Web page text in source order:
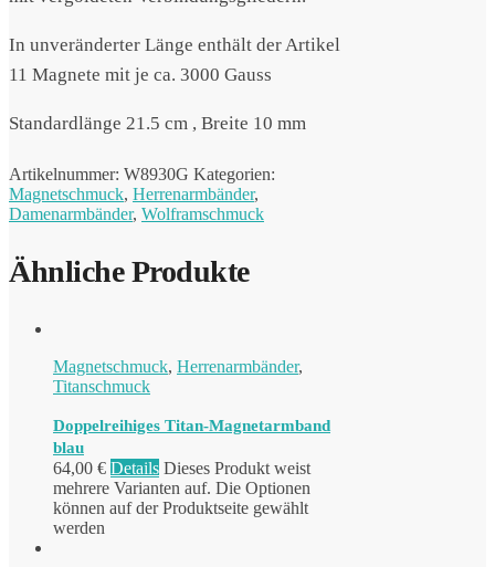
In unveränderter Länge enthält der Artikel
11 Magnete mit je ca. 3000 Gauss
Standardlänge 21.5 cm , Breite 10 mm
Artikelnummer: W8930G Kategorien:
Magnetschmuck, Herrenarmbänder,
Damenarmbänder, Wolframschmuck
Ähnliche Produkte
Magnetschmuck, Herrenarmbänder,
Titanschmuck
Doppelreihiges Titan-Magnetarmband
blau
64,00 € Details Dieses Produkt weist
mehrere Varianten auf. Die Optionen
können auf der Produktseite gewählt
werden